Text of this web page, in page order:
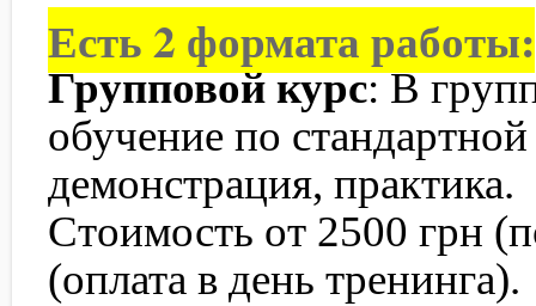
Есть 2 формата работы:
Групповой курс: В
обучение по
демонстрация, практика.
Стоимость от 2500 грн
(оплата в день тренинга).